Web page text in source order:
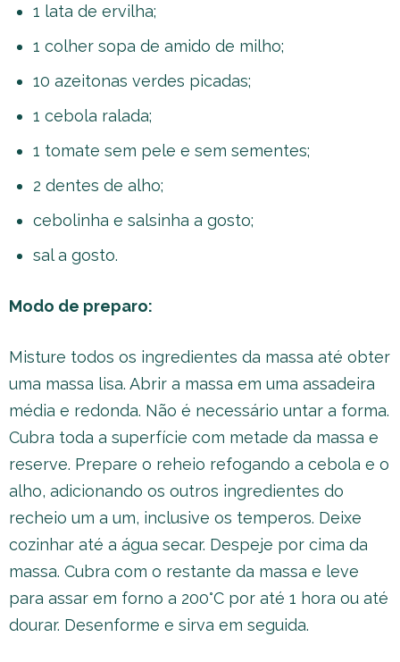
1 lata de ervilha;
1 colher sopa de amido de milho;
10 azeitonas verdes picadas;
1 cebola ralada;
1 tomate sem pele e sem sementes;
2 dentes de alho;
cebolinha e salsinha a gosto;
sal a gosto.
Modo de preparo:
Misture todos os ingredientes da massa até obter
uma massa lisa. Abrir a massa em uma assadeira
média e redonda. Não é necessário untar a forma.
Cubra toda a superfície com metade da massa e
reserve. Prepare o reheio refogando a cebola e o
alho, adicionando os outros ingredientes do
recheio um a um, inclusive os temperos. Deixe
cozinhar até a água secar. Despeje por cima da
massa. Cubra com o restante da massa e leve
para assar em forno a 200°C por até 1 hora ou até
dourar. Desenforme e sirva em seguida.